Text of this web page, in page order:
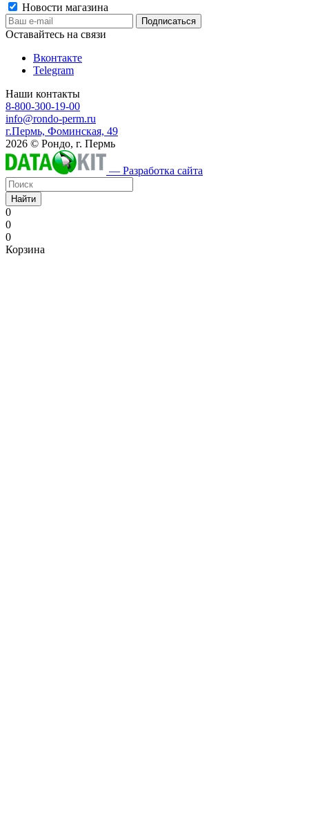
Новости магазина
Оставайтесь на связи
Вконтакте
Telegram
Наши контакты
8-800-300-19-00
info@rondo-perm.ru
г.Пермь, Фоминская, 49
2026 © Рондо, г. Пермь
— Разработка сайта
Найти
0
0
0
Корзина